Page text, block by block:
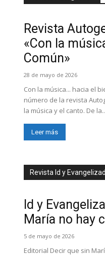
Revista
«Con la
Común»
28 de mayo de 2026
Con la música... hacia el
número de la revista
la música y el canto. De
Leer más
Revista Id y Evangelizad
Id y
María no hay
5 de mayo de 2026
Editorial Decir que sin